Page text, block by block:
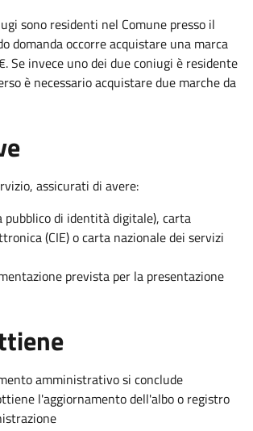
sono residenti nel Comune presso il
domanda occorre acquistare una marca
Se invece uno dei due coniugi è residente
è necessario acquistare due marche da
assicurati di avere:
pubblico di identità digitale), carta
(CIE) o carta nazionale dei servizi
prevista per la presentazione
amministrativo si conclude
l'aggiornamento dell'albo o registro